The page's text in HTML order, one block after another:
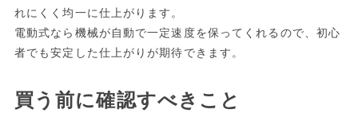
れにくく均一に仕上がります。
電動式なら機械が自動で一定速度を保ってくれるので、初心
者でも安定した仕上がりが期待できます。
買う前に確認すべきこと